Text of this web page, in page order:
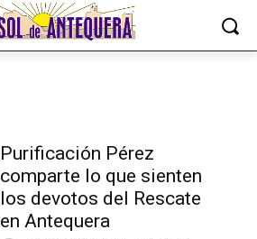
Purificación Pérez
comparte lo que sienten
los devotos del Rescate
en Antequera